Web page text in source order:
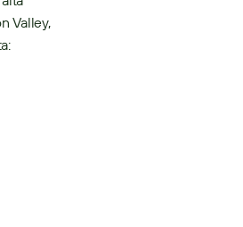
Valley,
Sugar è supportata da Accel-KKR. Per maggiori informazioni su SugarCRM, visita: